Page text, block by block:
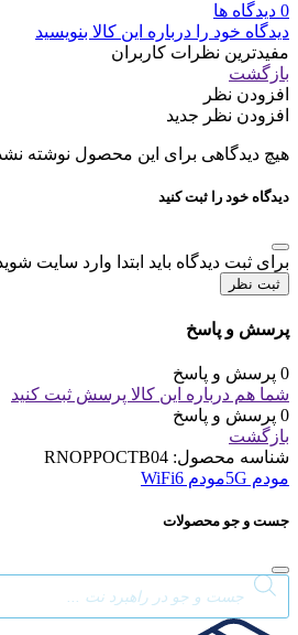
0 دیدگاه ها
دیدگاه خود را درباره این کالا بنویسید
مفیدترین نظرات کاربران
بازگشت
افزودن نظر
افزودن نظر جدید
هیچ دیدگاهی برای این محصول نوشته
دیدگاه خود را ثبت کنید
برای ثبت دیدگاه باید ابتدا وارد سایت
ثبت نظر
پرسش و پاسخ
0 پرسش و پاسخ
شما هم درباره این کالا پرسش ثبت کنید
0 پرسش و پاسخ
بازگشت
شناسه محصول: RNOPPOCTB04
مودم 5G
مودم WiFi6
جست و جو محصولات
Products
search